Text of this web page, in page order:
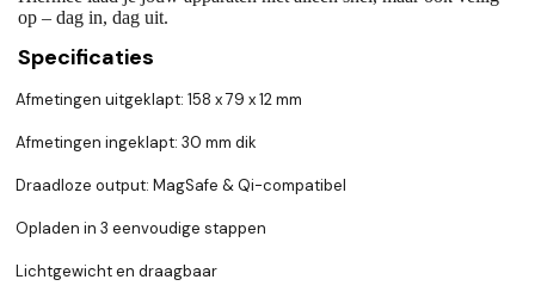
op – dag in, dag uit.
Specificaties
Afmetingen uitgeklapt: 158 x 79 x 12 mm
Afmetingen ingeklapt: 30 mm dik
Draadloze output: MagSafe & Qi-compatibel
Opladen in 3 eenvoudige stappen
Lichtgewicht en draagbaar